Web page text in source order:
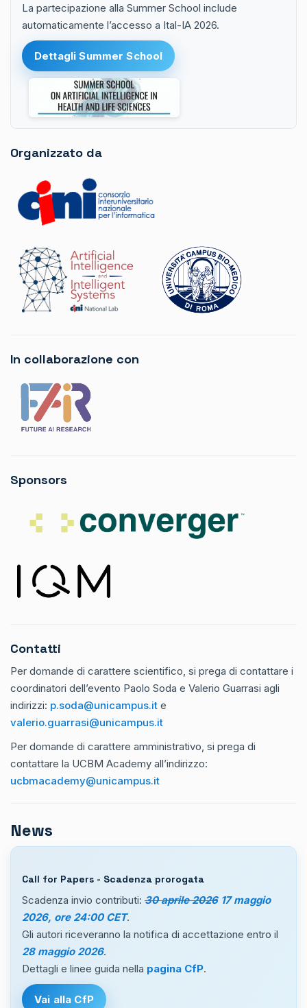
La partecipazione alla Summer School include
automaticamente l’accesso a Ital-IA 2026.
Dettagli Summer School
Organizzato da
In collaborazione con
Sponsors
Contatti
Per domande di carattere scientifico, si prega di contattare i
coordinatori dell’evento Paolo Soda e Valerio Guarrasi agli
indirizzi: p.soda@unicampus.it e
valerio.guarrasi@unicampus.it
Per domande di carattere amministrativo, si prega di
contattare la UCBM Academy all’indirizzo:
ucbmacademy@unicampus.it
News
Call for Papers - Scadenza prorogata
Scadenza invio contributi: 30 aprile 202617 maggio
2026, ore 24:00 CET.
Gli autori riceveranno la notifica di accettazione entro il
28 maggio 2026.
Dettagli e linee guida nella pagina CfP.
Vai alla CfP